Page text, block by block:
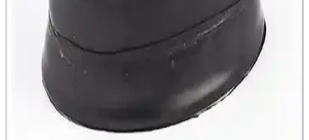
Impact markasının Epic Impact Tail Çamurluk Seti, 26-29 inç
tekerlekler için dayanıklı, hafif ve kolay takılabilen tasarımı ile
bisiklet korumasını sağlar.
HSGL Geniş Yaylı Soft Bisiklet Selesi: Konfor ve
Dayanıklılık Sunan Ergonomik Tasarım
HSGL geniş yaylı soft bisiklet selesi, yüksek konfor ve dayanıklılık
sağlar, kolay montaj ve ergonomik tasarımıyla uzun sürüşlerde bile